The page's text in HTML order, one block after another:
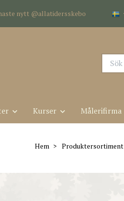
nytt @allatidersskebo
Kurser Målerifirma
Hem Produktersortiment